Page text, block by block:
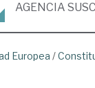
AGENCIA
Europea /